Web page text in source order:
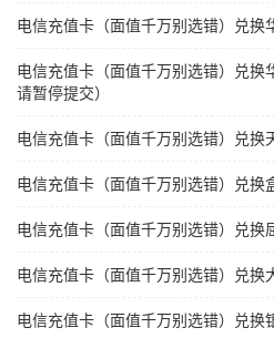
电信充值卡（面值千万别选错）兑换
电信充值卡（面值千万别选错）兑换
请暂停提交）
电信充值卡（面值千万别选错）兑换
电信充值卡（面值千万别选错）兑换
电信充值卡（面值千万别选错）兑换
电信充值卡（面值千万别选错）兑换
电信充值卡（面值千万别选错）兑换